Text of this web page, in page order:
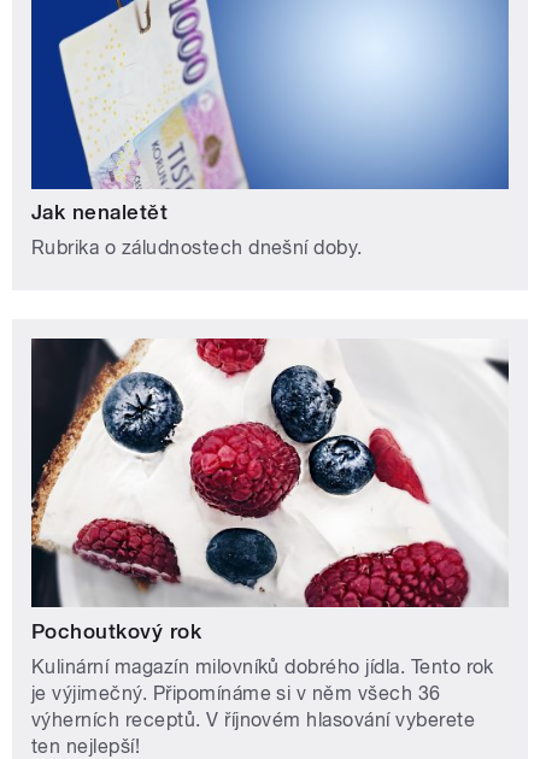
Jak nenaletět
Rubrika o záludnostech dnešní doby.
Pochoutkový rok
Kulinární magazín milovníků dobrého jídla. Tento rok
je výjimečný. Připomínáme si v něm všech 36
výherních receptů. V říjnovém hlasování vyberete
ten nejlepší!